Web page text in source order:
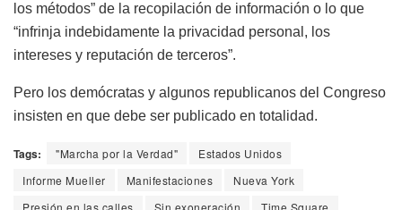
los métodos” de la recopilación de información o lo que
“infrinja indebidamente la privacidad personal, los
intereses y reputación de terceros”.
Pero los demócratas y algunos republicanos del Congreso
insisten en que debe ser publicado en totalidad.
Tags: "Marcha por la Verdad"
Estados Unidos
Informe Mueller
Manifestaciones
Nueva York
Presión en las calles
Sin exoneración Time Square